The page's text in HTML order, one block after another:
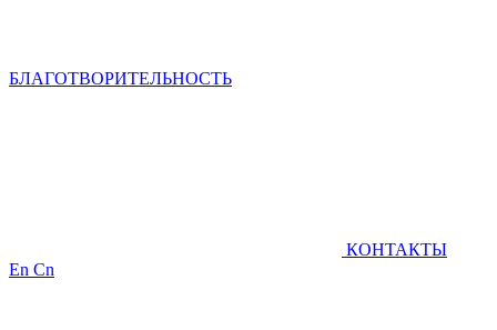
БЛАГОТВОРИТЕЛЬНОСТЬ
КОНТАКТЫ
En Cn